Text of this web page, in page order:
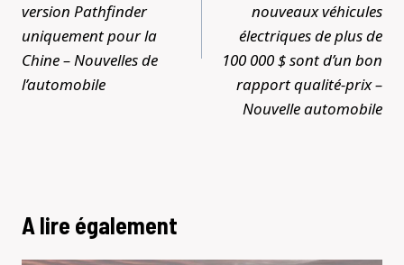
version Pathfinder
uniquement pour la
Chine – Nouvelles de
l’automobile
nouveaux véhicules
électriques de plus de
100 000 $ sont d’un bon
rapport qualité-prix –
Nouvelle automobile
A lire également